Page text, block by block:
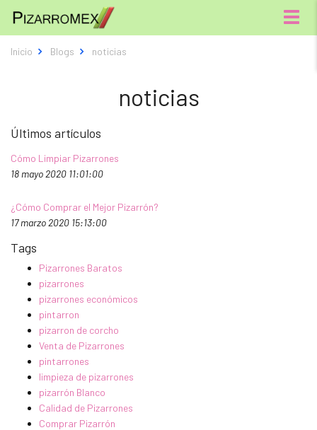
Menú
Inicio Blogs noticias
noticias
Últimos artículos
Cómo Limpiar Pizarrones
18 mayo 2020 11:01:00
¿Cómo Comprar el Mejor Pizarrón?
17 marzo 2020 15:13:00
Tags
Pizarrones Baratos
pizarrones
pizarrones económicos
pintarron
pizarron de corcho
Venta de Pizarrones
pintarrones
limpieza de pizarrones
pizarrón Blanco
Calidad de Pizarrones
Comprar Pizarrón